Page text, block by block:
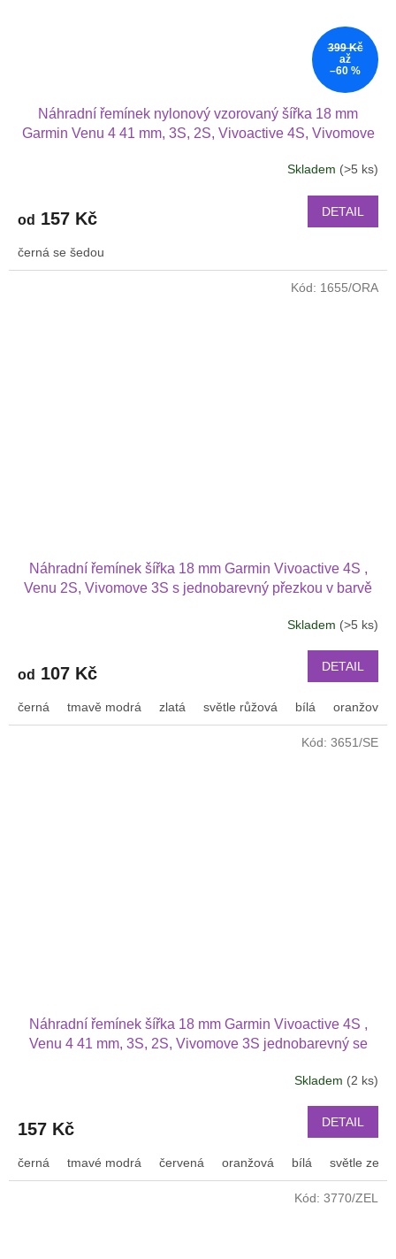
399 Kč
až
–60 %
Náhradní řemínek nylonový vzorovaný šířka 18 mm
Garmin Venu 4 41 mm, 3S, 2S, Vivoactive 4S, Vivomove
Skladem (>5 ks)
od 157 Kč DETAIL
černá se šedou
Náhradní řemínek šířka 18 mm Garmin Vivoactive 4S ,
Venu 2S, Vivomove 3S s jednobarevný přezkou v barvě
Skladem (>5 ks)
od 107 Kč DETAIL
černá tmavě modrá zlatá světle růžová bílá oranžová
Kód: 1655/ORA
Náhradní řemínek šířka 18 mm Garmin Vivoactive 4S ,
Venu 4 41 mm, 3S, 2S, Vivomove 3S jednobarevný se
Skladem (2 ks)
157 Kč DETAIL
černá tmavé modrá červená oranžová bílá světle
Kód: 3651/SE
Kód: 3770/ZEL